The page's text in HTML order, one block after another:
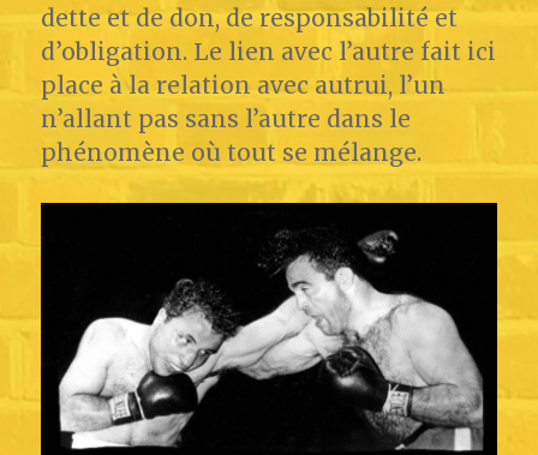
dette et de don, de responsabilité et
d’obligation. Le lien avec l’autre fait ici
place à la relation avec autrui, l’un
n’allant pas sans l’autre dans le
phénomène où tout se mélange.